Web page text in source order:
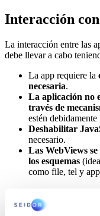
Interacción
La interacción entre las
debe llevar a cabo
La app requiere la
necesaria.
La aplicación no
través de
estén
Deshabilitar
necesario.
Las WebViews
los esquemas
como file, tel y
Calidad del